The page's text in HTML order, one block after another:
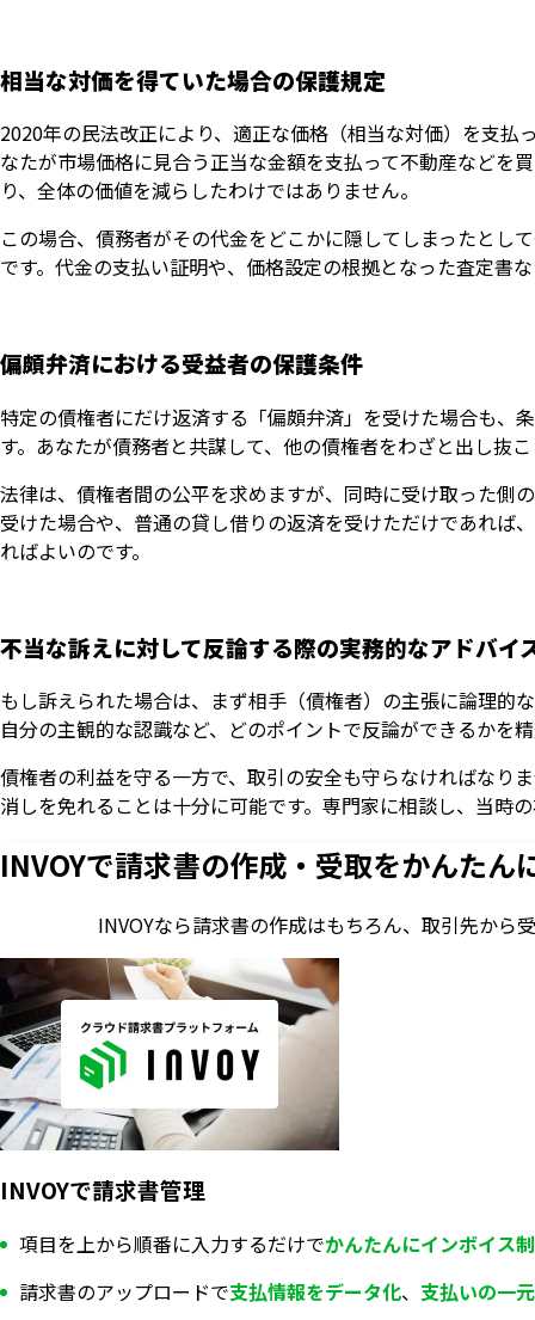
相当な対価を得ていた場合の保護規定
2020年の民法改正により、適正な価格（相当な対価）を支
なたが市場価格に見合う正当な金額を支払って不動産などを
り、全体の価値を減らしたわけではありません。
この場合、債務者がその代金をどこかに隠してしまったとし
です。代金の支払い証明や、価格設定の根拠となった査定書
偏頗弁済における受益者の保護条件
特定の債権者にだけ返済する「偏頗弁済」を受けた場合も、
す。あなたが債務者と共謀して、他の債権者をわざと出し抜
法律は、債権者間の公平を求めますが、同時に受け取った側
受けた場合や、普通の貸し借りの返済を受けただけであれば
ればよいのです。
不当な訴えに対して反論する際の実務的なアドバイ
もし訴えられた場合は、まず相手（債権者）の主張に論理的
自分の主観的な認識など、どのポイントで反論ができるかを
債権者の利益を守る一方で、取引の安全も守らなければなり
消しを免れることは十分に可能です。専門家に相談し、当時
INVOYで請求書の作成・ 受取をかんたん
INVOYなら請求書の作成はもちろん、 取引先から
INVOYで請求書管理
項目を上から順番に入力するだけでかんたんにインボイス
請求書のアップロードで支払情報をデータ化、 支払いの一